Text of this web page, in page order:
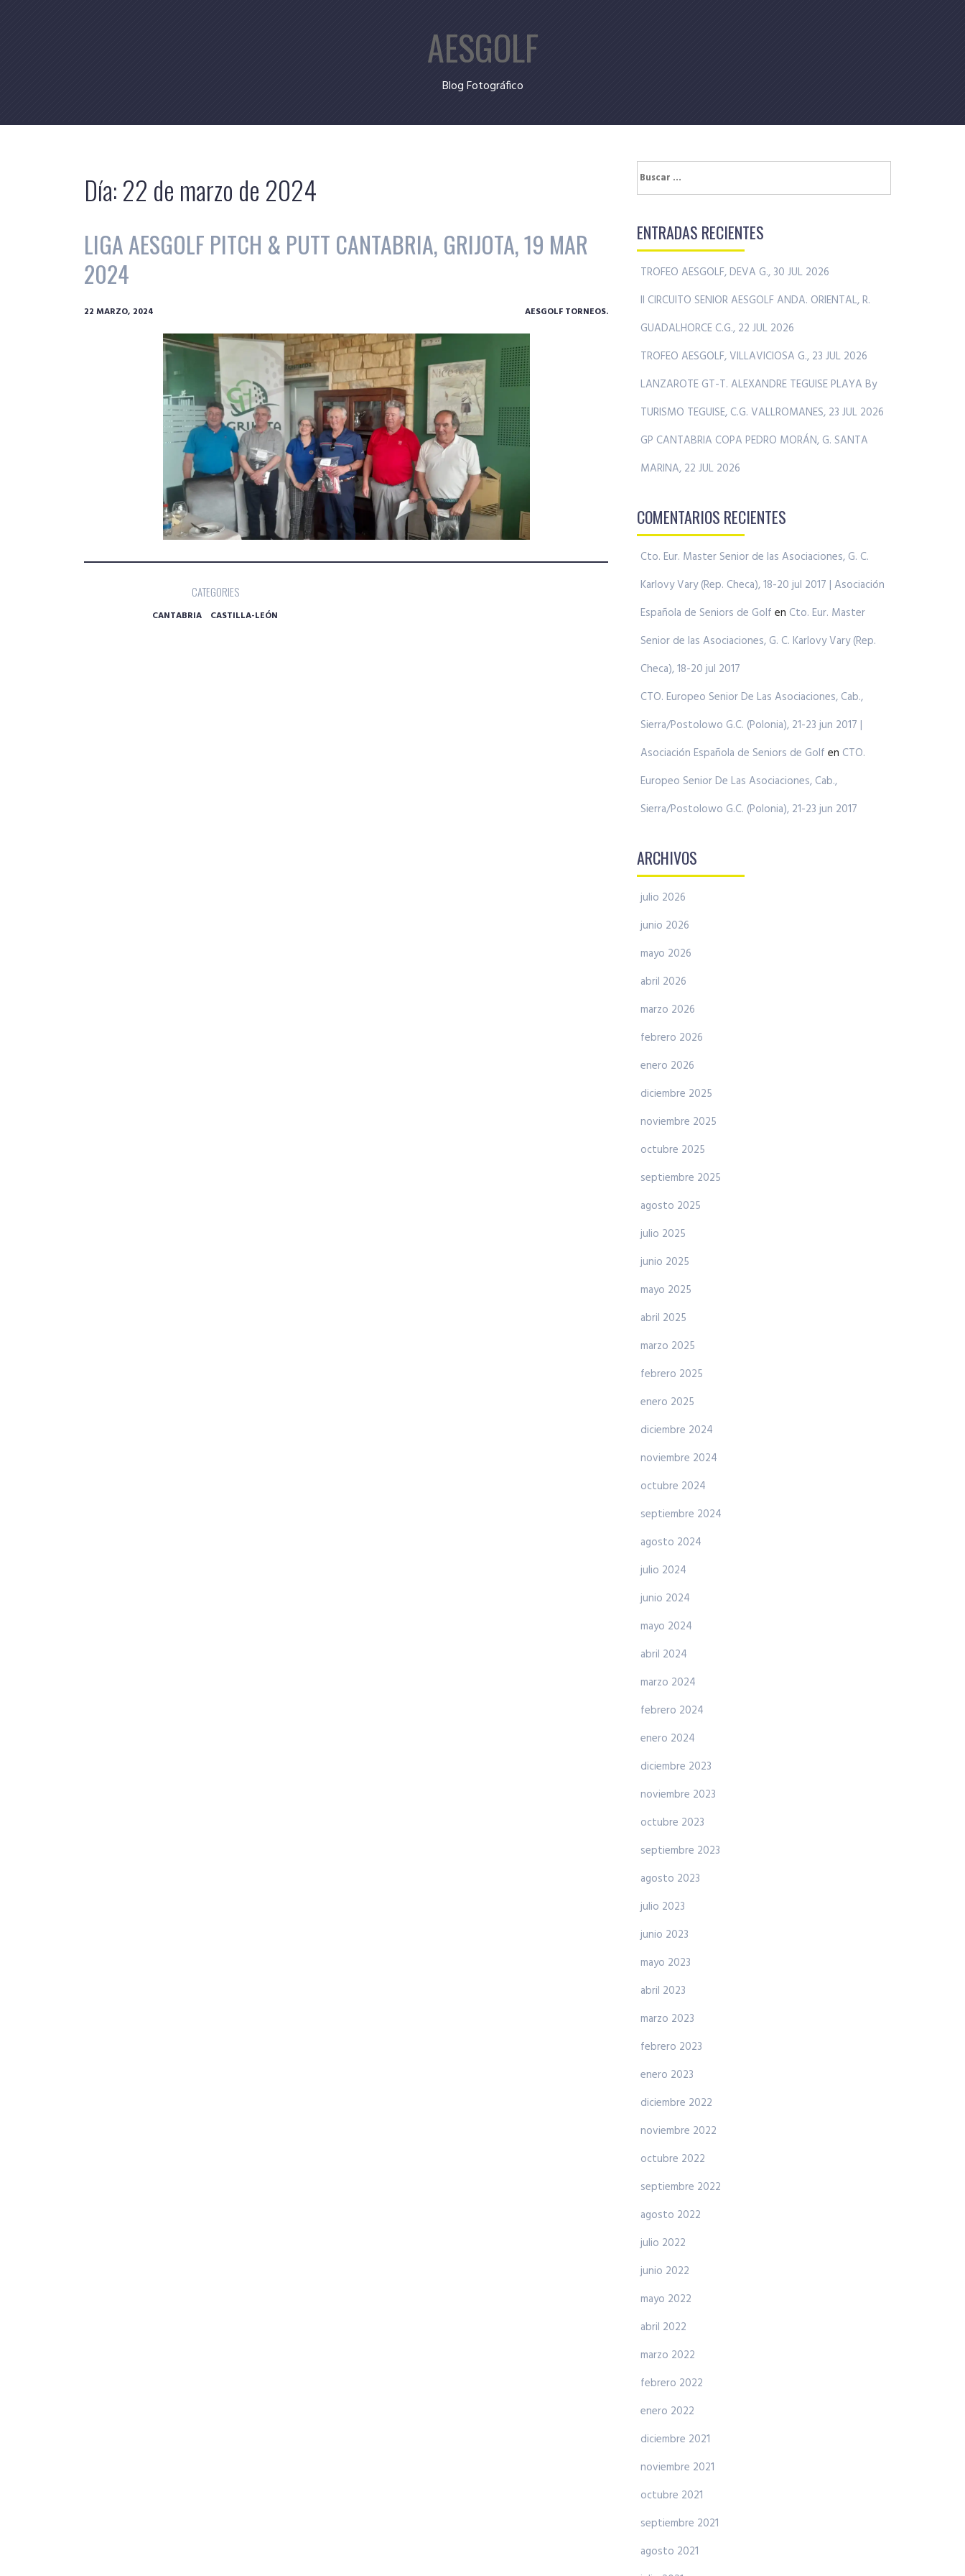
AESGOLF
Blog Fotográfico
Día:22 de marzo de 2024
LIGA AESGOLF PITCH & PUTT CANTABRIA, GRIJOTA, 19 MAR
2024
22 MARZO, 2024 AESGOLF TORNEOS.
CATEGORIES
CANTABRIA CASTILLA-LEÓN
Buscar:
ENTRADAS RECIENTES
TROFEO AESGOLF, DEVA G., 30 JUL 2026
II CIRCUITO SENIOR AESGOLF ANDA. ORIENTAL, R.
GUADALHORCE C.G., 22 JUL 2026
TROFEO AESGOLF, VILLAVICIOSA G., 23 JUL 2026
LANZAROTE GT-T. ALEXANDRE TEGUISE PLAYA By
TURISMO TEGUISE, C.G. VALLROMANES, 23 JUL 2026
GP CANTABRIA COPA PEDRO MORÁN, G. SANTA
MARINA, 22 JUL 2026
COMENTARIOS RECIENTES
Cto. Eur. Master Senior de las Asociaciones, G. C.
Karlovy Vary (Rep. Checa), 18-20 jul 2017 | Asociación
Española de Seniors de Golf en Cto. Eur. Master
Senior de las Asociaciones, G. C. Karlovy Vary (Rep.
Checa), 18-20 jul 2017
CTO. Europeo Senior De Las Asociaciones, Cab.,
Sierra/Postolowo G.C. (Polonia), 21-23 jun 2017 |
Asociación Española de Seniors de Golf en CTO.
Europeo Senior De Las Asociaciones, Cab.,
Sierra/Postolowo G.C. (Polonia), 21-23 jun 2017
ARCHIVOS
julio 2026
junio 2026
mayo 2026
abril 2026
marzo 2026
febrero 2026
enero 2026
diciembre 2025
noviembre 2025
octubre 2025
septiembre 2025
agosto 2025
julio 2025
junio 2025
mayo 2025
abril 2025
marzo 2025
febrero 2025
enero 2025
diciembre 2024
noviembre 2024
octubre 2024
septiembre 2024
agosto 2024
julio 2024
junio 2024
mayo 2024
abril 2024
marzo 2024
febrero 2024
enero 2024
diciembre 2023
noviembre 2023
octubre 2023
septiembre 2023
agosto 2023
julio 2023
junio 2023
mayo 2023
abril 2023
marzo 2023
febrero 2023
enero 2023
diciembre 2022
noviembre 2022
octubre 2022
septiembre 2022
agosto 2022
julio 2022
junio 2022
mayo 2022
abril 2022
marzo 2022
febrero 2022
enero 2022
diciembre 2021
noviembre 2021
octubre 2021
septiembre 2021
agosto 2021